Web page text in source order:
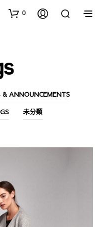
0
& ANNOUNCEMENTS
未分類